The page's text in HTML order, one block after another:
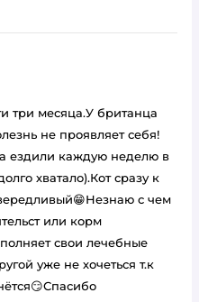
три месяца.У британца
не проявляет себя!
ездили каждую неделю в
хватало).Кот сразу к
с чем
или корм
свои лечебные
уже не хочеться т.к